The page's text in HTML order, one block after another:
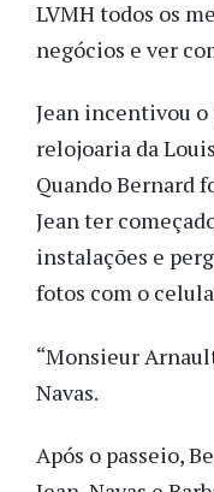
LVMH todos os
negócios e ver
Jean incentivou
relojoaria da
Quando Bernard
Jean ter
instalações e
fotos com o
“Monsieur
Navas.
Após o passeio,